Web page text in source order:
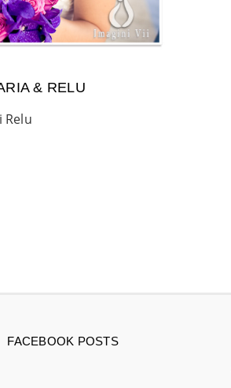
& RELU
Relu
FACEBOOK POSTS